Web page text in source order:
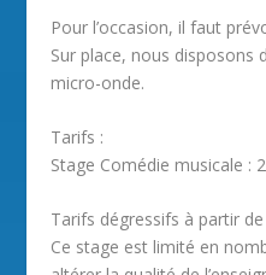
Pour l’occasion, il faut
Sur place, nous disposons
micro-onde.
Tarifs :
Stage Comédie musicale :
Tarifs dégressifs à partir
Ce stage est limité en